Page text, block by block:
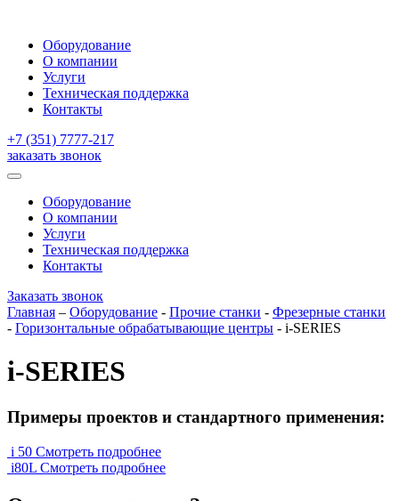
Оборудование
О компании
Услуги
Техническая поддержка
Контакты
+7 (351) 7777-217
заказать звонок
Оборудование
О компании
Услуги
Техническая поддержка
Контакты
Заказать звонок
Главная – Оборудование - Прочие станки - Фрезерные станки
- Горизонтальные обрабатывающие центры - i-SERIES
i-SERIES
Примеры проектов и стандартного применения:
i 50 Смотреть подробнее
i80L Смотреть подробнее